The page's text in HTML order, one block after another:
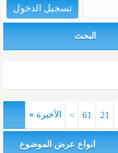
البحث
21
61
> الأخيرة »
انواع عرض الموضوع